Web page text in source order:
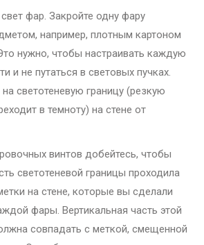
фар. Закройте одну фару
например, плотным картоном
нужно, чтобы настраивать каждую
и не путаться в световых пучках.
светотеневую границу (резкую
в темноту) на стене от
винтов добейтесь, чтобы
светотеневой границы проходила
на стене, которые вы сделали
фары. Вертикальная часть этой
совпадать с меткой, смещенной